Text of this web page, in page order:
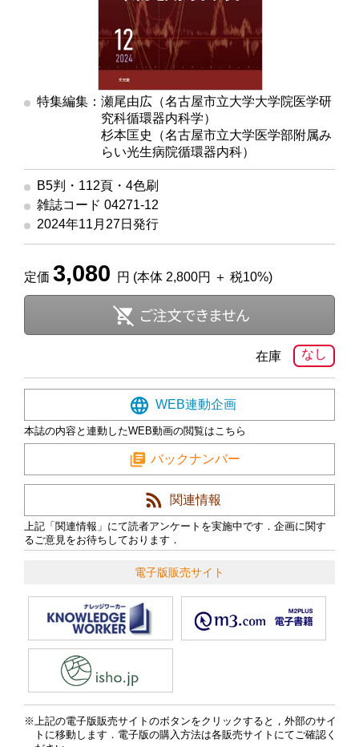
特集編集：瀬尾由広（名古屋市立大学大学院医学研
究科循環器内科学）
杉本匡史（名古屋市立大学医学部附属み
らい光生病院循環器内科）
B5判・112頁・4色刷
雑誌コード 04271-12
2024年11月27日発行
定価 3,080 円 (本体 2,800円 ＋ 税10%)
なし
在庫
WEB連動企画
本誌の内容と連動したWEB動画の閲覧はこちら
バックナンバー
関連情報
上記「関連情報」にて読者アンケートを実施中です．企画に関す
るご意見をお待ちしております．
電子版販売サイト
上記の電子版販売サイトのボタンをクリックすると，外部のサイ
トに移動します．電子版の購入方法は各販売サイトにてご確認く